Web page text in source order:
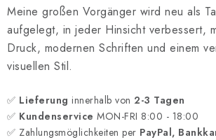
Kontakt FAQ Über uns
Schachblog
Geschäftsbedingungen
Meine großen Vorgänger wird neu als
aufgelegt, in jeder Hinsicht verbessert,
Druck, modernen Schriften und einem
visuellen Stil.
✅ Lieferung innerhalb von 2-3 Tagen
✅ Kundenservice MON-FRI 8:00 - 18:00
✅ Zahlungsmöglichkeiten per PayPal,